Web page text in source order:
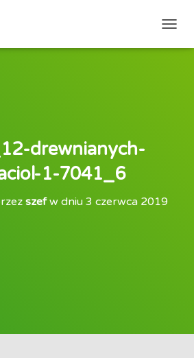
drewnianych-
1-7041_6
szefw dniu 3 czerwca 2019